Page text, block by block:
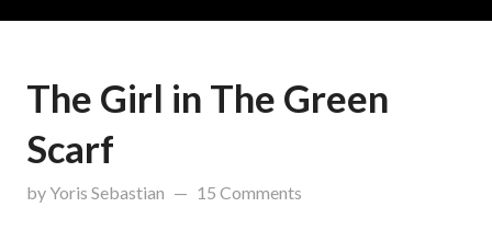
The Girl in The Green
Scarf
by Yoris Sebastian updated onMarch 31, 2019
15 Comments